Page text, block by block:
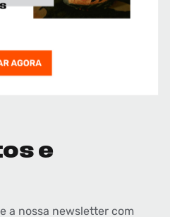
e
a nossa newsletter com